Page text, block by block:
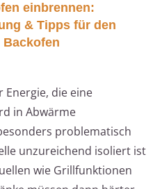
einbrennen:
& Tipps für den
Backofen
Energie, die eine
in Abwärme
problematisch
unzureichend isoliert ist
wie Grillfunktionen